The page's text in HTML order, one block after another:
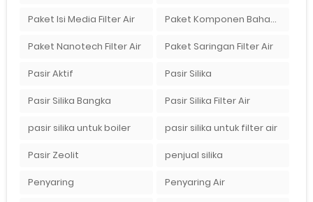
Paket Isi Media Filter Air Paket Komponen Bahan Filter Air
Paket Nanotech Filter Air Paket Saringan Filter Air
Pasir Aktif Pasir Silika
Pasir Silika Bangka Pasir Silika Filter Air
pasir silika untuk boiler pasir silika untuk filter air
Pasir Zeolit penjual silika
Penyaring Penyaring Air